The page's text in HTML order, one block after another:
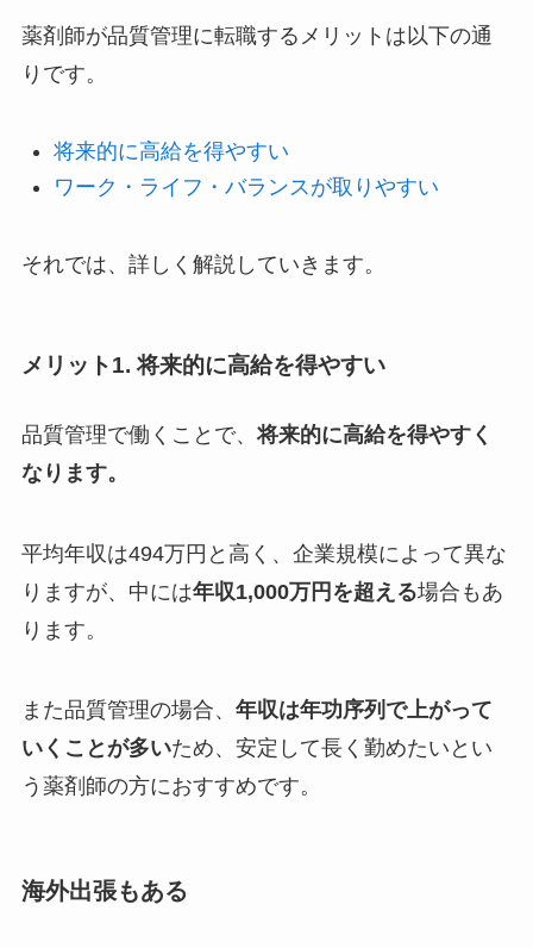
薬剤師が品質管理に転職するメリットは以下の通
りです。
将来的に高給を得やすい
ワーク・ライフ・バランスが取りやすい
それでは、詳しく解説していきます。
メリット1. 将来的に高給を得やすい
品質管理で働くことで、 将来的に高給を得やすく
なります。
平均年収は494万円と高く、企業規模によって異な
りますが、中には年収1,000万円を超える場合もあ
ります。
また品質管理の場合、 年収は年功序列で上がって
いくことが多いため、安定して長く勤めたいとい
う薬剤師の方におすすめです。
海外出張もある